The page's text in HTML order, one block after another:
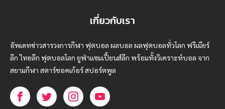
เกี่ยวกับเรา
อัพเดทข่าวสารวงการกีฬา ฟุตบอล ผลบอล ผลฟุตบอลทั่วโลก ฟรีเมียร์
ลีก ไทยลีก ฟุตบอลโลก ยูฟ่าแซมเปี้ยนส์ลีก พร้อมทั้งวิเคราะห์บอล จาก
สยามกีฬา สตาร์ชอคเก้อร์ สปอร์ตพูล